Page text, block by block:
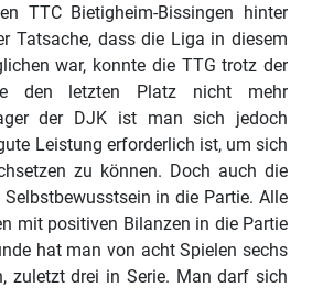
TTC Bietigheim-Bissingen hinter
Tatsache, dass die Liga in diesem
war, konnte die TTG trotz der
den letzten Platz nicht mehr
der DJK ist man sich jedoch
Leistung erforderlich ist, um sich
zu können. Doch auch die
in die Partie. Alle
mit positiven Bilanzen in die Partie
hat man von acht Spielen sechs
zuletzt drei in Serie. Man darf sich